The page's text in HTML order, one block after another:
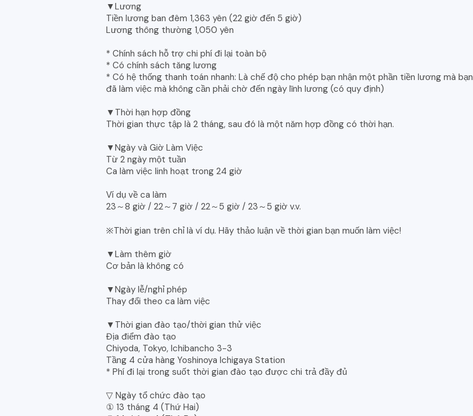
▼Lương
Tiền lương ban đêm 1,363 yên (22 giờ đến 5 giờ)
Lương thông thường 1,050 yên
* Chính sách hỗ trợ chi phí đi lại toàn bộ
* Có chính sách tăng lương
* Có hệ thống thanh toán nhanh: Là chế độ cho phép bạn nhận một phần tiền lương mà bạn
đã làm việc mà không cần phải chờ đến ngày lĩnh lương (có quy định)
▼Thời hạn hợp đồng
Thời gian thực tập là 2 tháng, sau đó là một năm hợp đồng có thời hạn.
▼Ngày và Giờ Làm Việc
Từ 2 ngày một tuần
Ca làm việc linh hoạt trong 24 giờ
Ví dụ về ca làm
23～8 giờ / 22～7 giờ / 22～5 giờ / 23～5 giờ v.v.
※Thời gian trên chỉ là ví dụ. Hãy thảo luận về thời gian bạn muốn làm việc!
▼Làm thêm giờ
Cơ bản là không có
▼Ngày lễ/nghỉ phép
Thay đổi theo ca làm việc
▼Thời gian đào tạo/thời gian thử việc
Địa điểm đào tạo
Chiyoda, Tokyo, Ichibancho 3-3
Tầng 4 cửa hàng Yoshinoya Ichigaya Station
* Phí đi lại trong suốt thời gian đào tạo được chi trả đầy đủ
▽ Ngày tổ chức đào tạo
① 13 tháng 4 (Thứ Hai)